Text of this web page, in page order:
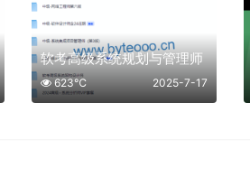
软考高级系统规划与管理师
2025-7-17
623℃